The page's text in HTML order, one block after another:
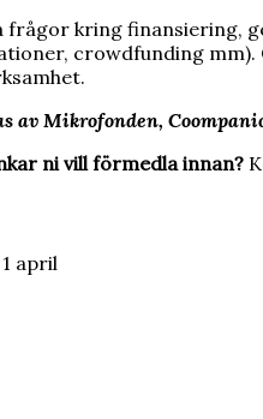
frågor kring finansiering,
crowdfunding
av Mikrofonden,
ni vill förmedla innan?
1 april